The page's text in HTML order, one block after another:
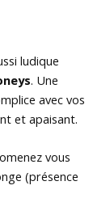
ludique
. Une
avec vos
et apaisant.
vous
(présence